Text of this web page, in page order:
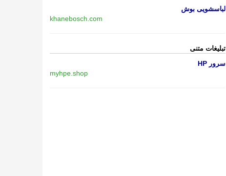
لباسشویی بوش
khanebosch.com
تبلیغات متنی
سرور HP
myhpe.shop